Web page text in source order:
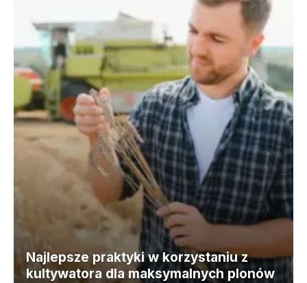
Najlepsze praktyki w korzystaniu z
kultywatora dla maksymalnych plonów